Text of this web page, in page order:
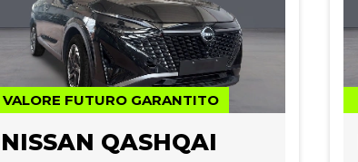
VALORE FUTURO GARANTITO
NISSAN QASHQAI